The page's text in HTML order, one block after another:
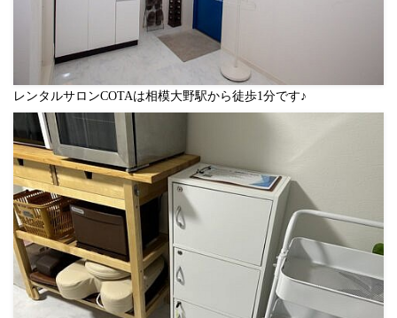
レンタルサロンCOTAは相模大野駅から徒歩1分です♪